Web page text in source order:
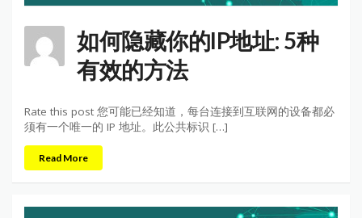
如何隐藏你的IP地址: 5种
有效的方法
Rate this post 您可能已经知道，每台连接到互联网的设备都必
须有一个唯一的 IP 地址。此公共标识 […]
Read More